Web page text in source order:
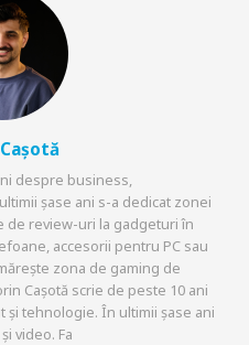
despre business,
șase ani s-a dedicat zonei
de review-uri la gadgeturi în
accesorii pentru PC sau
zona de gaming de
Cașotă scrie de peste 10 ani
tehnologie. În ultimii șase ani
video. Fa